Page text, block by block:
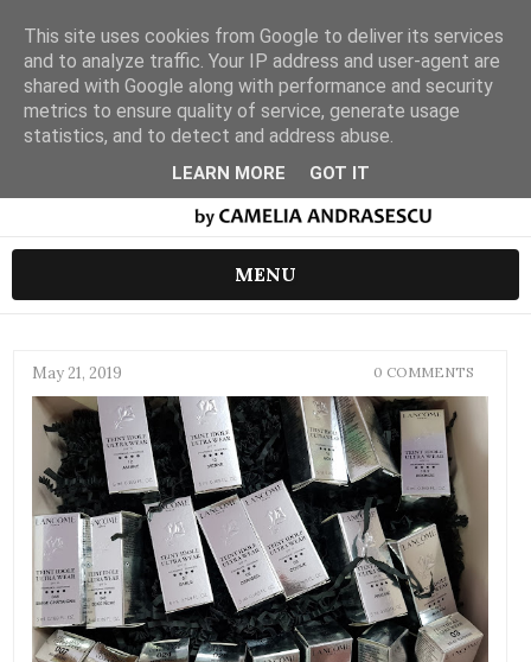
MENU
May 21, 2019 0 COMMENTS
This site uses cookies from Google to deliver its services
and to analyze traffic. Your IP address and user-agent are
shared with Google along with performance and security
metrics to ensure quality of service, generate usage
statistics, and to detect and address abuse.
LEARN MORE GOT IT